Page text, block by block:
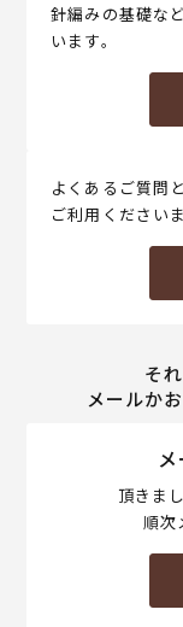
針編みの基礎な
います。
よくあるご質問
ご利用くださいま
そ
メールか
頂きま
順次